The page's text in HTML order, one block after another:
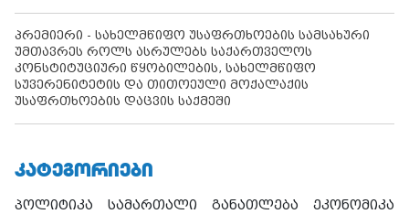
პრემიერი - სახელმწიფო უსაფრთხოების სამსახური
უმთავრეს როლს ასრულებს საქართველოს
კონსტიტუციური წყობილების, სახელმწიფო
სუვერენიტეტის და თითოეული მოქალაქის
უსაფრთხოების დაცვის საქმეში
ᲙᲐᲢᲔᲒᲝᲠᲘᲔᲑᲘ
პოლიტიკა სამართალი განათლება
ეკონომიკა